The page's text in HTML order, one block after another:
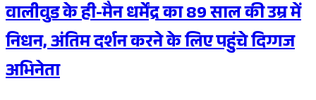
वालीवुड के ही-मैन धर्मेंद्र का 89 साल की उम्र में
निधन, अंतिम दर्शन करने के लिए पहुंचे दिग्गज
अभिनेता